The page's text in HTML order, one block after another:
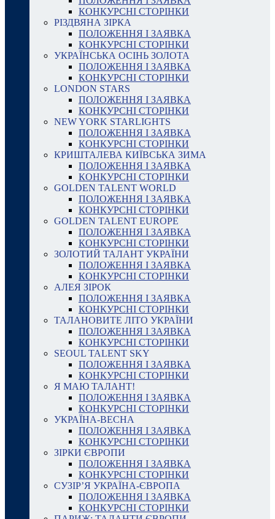
КОНКУРСНІ СТОРІНКИ
РІЗДВЯНА ЗІРКА
ПОЛОЖЕННЯ І ЗАЯВКА
КОНКУРСНІ СТОРІНКИ
УКРАЇНСЬКА ОСІНЬ ЗОЛОТА
ПОЛОЖЕННЯ І ЗАЯВКА
КОНКУРСНІ СТОРІНКИ
LONDON STARS
ПОЛОЖЕННЯ І ЗАЯВКА
КОНКУРСНІ СТОРІНКИ
NEW YORK STARLIGHTS
ПОЛОЖЕННЯ І ЗАЯВКА
КОНКУРСНІ СТОРІНКИ
КРИШТАЛЕВА КИЇВСЬКА ЗИМА
ПОЛОЖЕННЯ І ЗАЯВКА
КОНКУРСНІ СТОРІНКИ
GOLDEN TALENT WORLD
ПОЛОЖЕННЯ І ЗАЯВКА
КОНКУРСНІ СТОРІНКИ
GOLDEN TALENT EUROPE
ПОЛОЖЕННЯ І ЗАЯВКА
КОНКУРСНІ СТОРІНКИ
ЗОЛОТИЙ ТАЛАНТ УКРАЇНИ
ПОЛОЖЕННЯ І ЗАЯВКА
КОНКУРСНІ СТОРІНКИ
АЛЕЯ ЗІРОК
ПОЛОЖЕННЯ І ЗАЯВКА
КОНКУРСНІ СТОРІНКИ
ТАЛАНОВИТЕ ЛІТО УКРАЇНИ
ПОЛОЖЕННЯ І ЗАЯВКА
КОНКУРСНІ СТОРІНКИ
SEOUL TALENT SKY
ПОЛОЖЕННЯ І ЗАЯВКА
КОНКУРСНІ СТОРІНКИ
Я МАЮ ТАЛАНТ!
ПОЛОЖЕННЯ І ЗАЯВКА
КОНКУРСНІ СТОРІНКИ
УКРАЇНА-ВЕСНА
ПОЛОЖЕННЯ І ЗАЯВКА
КОНКУРСНІ СТОРІНКИ
ЗІРКИ ЄВРОПИ
ПОЛОЖЕННЯ І ЗАЯВКА
КОНКУРСНІ СТОРІНКИ
СУЗІР’Я УКРАЇНА-ЄВРОПА
ПОЛОЖЕННЯ І ЗАЯВКА
КОНКУРСНІ СТОРІНКИ